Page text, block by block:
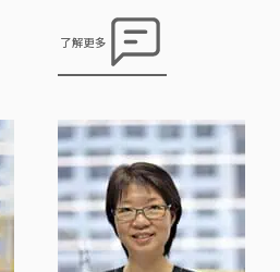
霍庄律师行合伙人律师 1993 霍庄律
师行律师 1991 霍庄律师行见习律师
了解更多